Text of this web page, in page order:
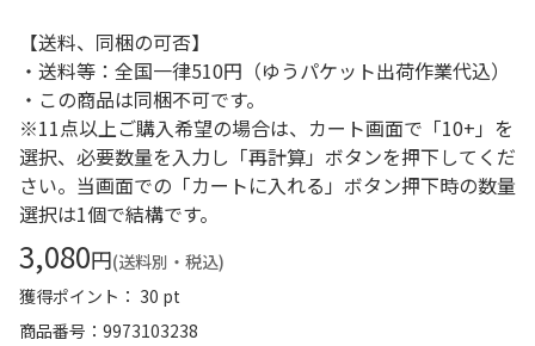
【送料、同梱の可否】
・送料等：全国一律510円（ゆうパケット出荷作業代込）
・この商品は同梱不可です。
※11点以上ご購入希望の場合は、カート画面で「10+」を
選択、必要数量を入力し「再計算」ボタンを押下してくだ
さい。当画面での「カートに入れる」ボタン押下時の数量
選択は1個で結構です。
3,080円(送料別・税込)
獲得ポイント： 30 pt
商品番号
9973103238